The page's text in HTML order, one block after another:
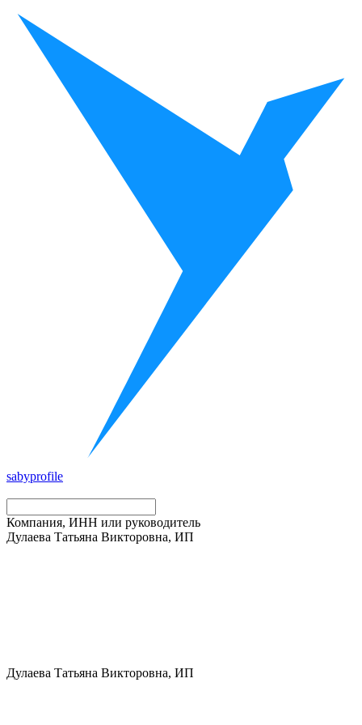
sabyprofile
Компания, ИНН или руководитель
Дулаева Татьяна Викторовна, ИП
Дулаева Татьяна Викторовна, ИП